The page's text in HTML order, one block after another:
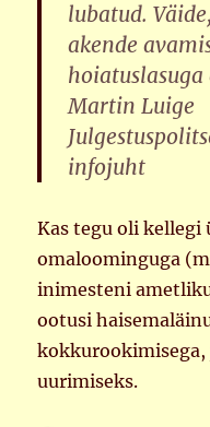
lubatud.
akende
hoiatuslasuga
Martin Luige
infojuht
Kas tegu oli
omaloominguga
inimesteni
ootusi
kokkurookimisega,
uurimiseks.